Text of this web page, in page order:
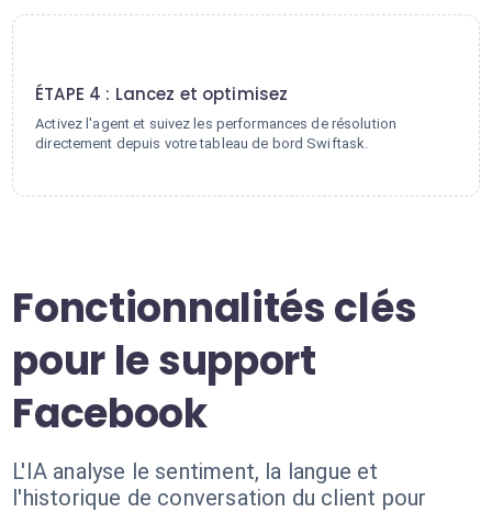
ÉTAPE 4 : Lancez et optimisez
Activez l'agent et suivez les performances de résolution
directement depuis votre tableau de bord Swiftask.
Fonctionnalités clés
pour le support
Facebook
L'IA analyse le sentiment, la langue et
l'historique de conversation du client pour